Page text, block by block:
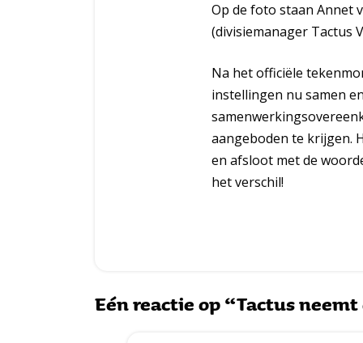
Op de foto staan Annet
(divisiemanager Tactus
Na het officiële
instellingen nu samen
aangeboden te krijgen.
en afsloot met de
het verschil!
Eén reactie op “Tactus neemt